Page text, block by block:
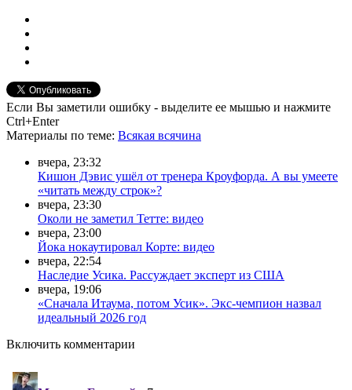
Если Вы заметили ошибку - выделите ее мышью и нажмите
Ctrl+Enter
Материалы по теме: Всякая всячина
вчера, 23:32
Кишон Дэвис ушёл от тренера Кроуфорда. А вы умеете
«читать между строк»?
вчера, 23:30
Околи не заметил Тетте: видео
вчера, 23:00
Йока нокаутировал Корте: видео
вчера, 22:54
Наследие Усика. Рассуждает эксперт из США
вчера, 19:06
«Сначала Итаума, потом Усик». Экс-чемпион назвал
идеальный 2026 год
Включить комментарии